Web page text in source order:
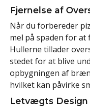
Fjernelse af
Når du forbereder
mel på spaden for
Hullerne tillader
stedet for at blive
opbygningen af
hvilket kan påvirke
Letvægts Design